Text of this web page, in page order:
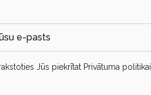
Jūs piekrītat Privātuma politikai